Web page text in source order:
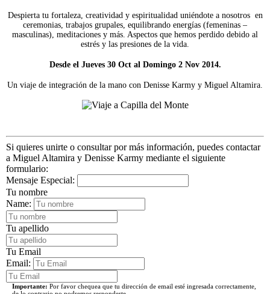
Despierta tu fortaleza, creatividad y espiritualidad uniéndote a nosotros en
ceremonias, trabajos grupales, equilibrando energías (femeninas –
masculinas), meditaciones y más. Aspectos que hemos perdido debido al
estrés y las presiones de la vida.
Desde el Jueves 30 Oct al Domingo 2 Nov 2014.
Un viaje de integración de la mano con Denisse Karmy y Miguel Altamira.
Si quieres unirte o consultar por más información, puedes contactar
a Miguel Altamira y Denisse Karmy mediante el siguiente
formulario:
Mensaje Especial:
Tu nombre
Name:
Tu apellido
Tu Email
Email:
Importante: Por favor chequea que tu dirección de email esté ingresada correctamente,